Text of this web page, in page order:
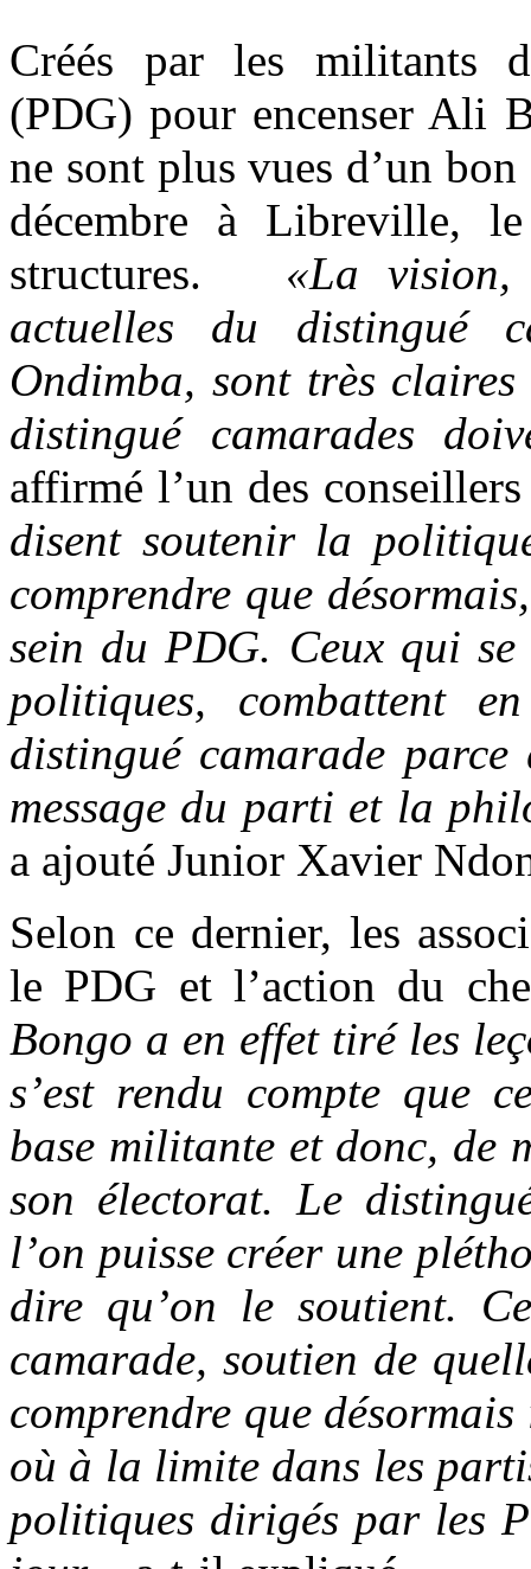
Créés par les militants
(PDG) pour encenser Ali
ne sont plus vues d’un
décembre à Libreville,
structures. «La vision,
actuelles du distingué
Ondimba, sont très
distingué camarades
affirmé l’un des
disent soutenir la
comprendre que
sein du PDG. Ceux qui
politiques, combattent
distingué camarade
message du parti et la
a ajouté Junior Xavier
Selon ce dernier, les
le PDG et l’action du
Bongo a en effet tiré les
s’est rendu compte que
base militante et donc, de
son électorat. Le
l’on puisse créer une
dire qu’on le soutient.
camarade, soutien de
comprendre que
où à la limite dans les
politiques dirigés par les